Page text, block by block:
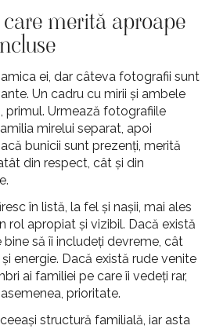
merită aproape
ei, dar câteva fotografii sunt
Un cadru cu mirii și ambele
primul. Urmează fotografiile
mirelui separat, apoi
bunicii sunt prezenți, merită
din respect, cât și din
în listă, la fel și nașii, mai ales
rol apropiat și vizibil. Dacă există
să îi includeți devreme, cât
energie. Dacă există rude venite
ai familiei pe care îi vedeți rar,
prioritate.
structură familială, iar asta